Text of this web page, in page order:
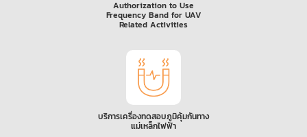
Authorization to Use
Frequency Band for UAV
Related Activities
บริการเครื่องทดสอบภูมิคุ้มกันทาง
แม่เหล็กไฟฟ้า